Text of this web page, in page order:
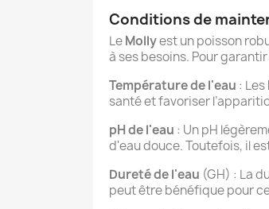
Conditions de
LeMollyest un poisson
à ses besoins. Pour
Température de l'eau : Les
santé et favoriser
pH de l'eau : Un pH
d'eau douce. Toutefois, il
Dureté de l'eau (GH) : La
peut être bénéfique pour